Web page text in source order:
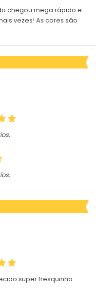
chegou mega rápido e
vezes! As cores são
super fresquinho.